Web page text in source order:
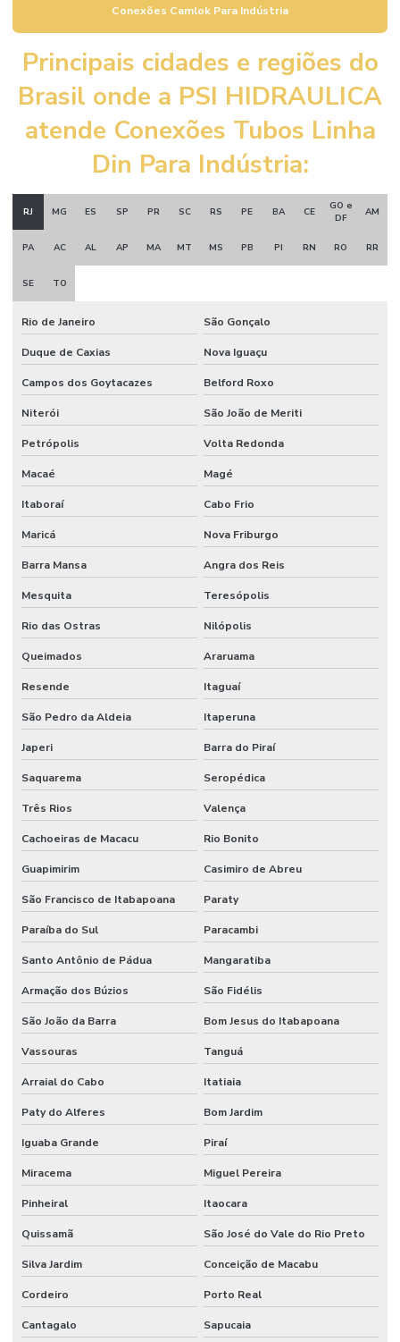
Comprar Válvula Retenção Horizontal Latão
Comprar Válvula Solenóide 5 3 Vias Minas Gerais
Compras De Mangueira Capilar Em Minas Gerais
Conexão Hidráulica Alta Pressão
Conexão Instantânea Plástica
Conexões Camlok
Conexões Camlok Para Indústria
Conexões Tubos Linha Din Para Indústria
Correia Industrial Para Indústria
Correia Micro V Em Minas Gerais
Dispositivo De Segurança
Distribuidor De Engate Rápido Hidráulico
Distribuidor De Mangote Em Minas Gerais
Distribuidor De Mangueira Flat Em Minas Gerais
Distribuidor De Mangueira Pneumática
Distribuidor De Mangueira Preta Óleo
Distribuidora De Mangote Bomba De Concreto Mg
Distribuidora De Mangueira Jato Areia Em Minas Gerais
Distribuidora De Válvula Pneumática Em Minas Gerais
Distribuidora Mangueira Solda Minas Gerais
Engate Rápido Hidráulico
Firesleeve Cerâmica Para Indústria
Firesleeve Fibra De Vidro
Flange Aço Carbono
Flange Aço Carbono Classe 150 Lbs
Flange Inox 304 E 316
Flange Inox Distribuidor Minas Gerais
Fornecedor De Válvula De Esfera Com Acionamento Pneumático
Fornecedor De Válvula Esfera
Fornecedores De Mangueira Ar Condicionado Em Minas Gerais
Grampo U Pesado
Junta Expansão Para Indústria
Mangote Bomba De Concreto
Conexões Camlok Para Indústria
Principais cidades e regiões do
Brasil onde a PSI HIDRAULICA
atende Conexões Tubos Linha
Din Para Indústria:
RJ MG ES SP PR SC RS PE BA CE
GO e
DF
AM
PA AC AL AP MA MT MS PB PI RN RO RR
SE TO
Rio de Janeiro São Gonçalo
Duque de Caxias Nova Iguaçu
Campos dos Goytacazes Belford Roxo
Niterói São João de Meriti
Petrópolis Volta Redonda
Macaé Magé
Itaboraí Cabo Frio
Maricá Nova Friburgo
Barra Mansa Angra dos Reis
Mesquita Teresópolis
Rio das Ostras Nilópolis
Queimados Araruama
Resende Itaguaí
São Pedro da Aldeia Itaperuna
Japeri Barra do Piraí
Saquarema Seropédica
Três Rios Valença
Cachoeiras de Macacu Rio Bonito
Guapimirim Casimiro de Abreu
São Francisco de Itabapoana Paraty
Paraíba do Sul Paracambi
Santo Antônio de Pádua Mangaratiba
Armação dos Búzios São Fidélis
São João da Barra Bom Jesus do Itabapoana
Vassouras Tanguá
Arraial do Cabo Itatiaia
Paty do Alferes Bom Jardim
Iguaba Grande Piraí
Miracema Miguel Pereira
Pinheiral Itaocara
Quissamã São José do Vale do Rio Preto
Silva Jardim Conceição de Macabu
Cordeiro Porto Real
Cantagalo Sapucaia